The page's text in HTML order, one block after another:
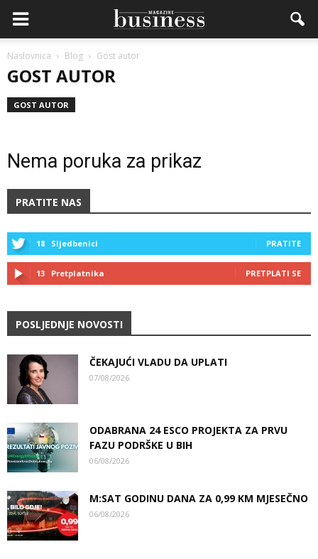
Naslovnica Blog Gost autor
GOST AUTOR
GOST AUTOR
Nema poruka za prikaz
PRATITE NAS
18 Sljedbenici PRATITE
13 Pretplatnika PRETPLATI SE
POSLJEDNJE NOVOSTI
ČEKAJUĆI VLADU DA UPLATI
07/08/2026
ODABRANA 24 ESCO PROJEKTA ZA PRVU
FAZU PODRŠKE U BIH
06/08/2026
M:SAT GODINU DANA ZA 0,99 KM MJESEČNO
06/08/2026